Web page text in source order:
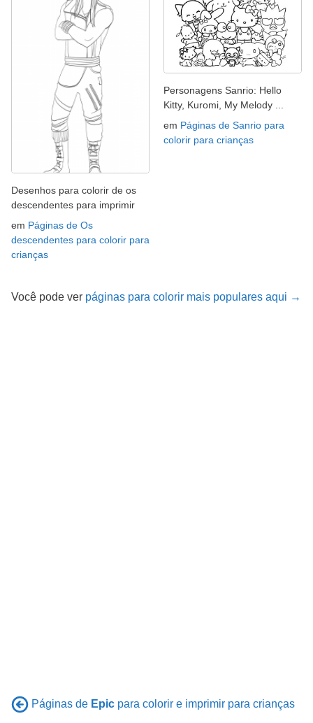
Desenhos para colorir de os
descendentes para imprimir
em Páginas de Os
descendentes para colorir para
crianças
Personagens Sanrio: Hello
Kitty, Kuromi, My Melody ...
em Páginas de Sanrio para
colorir para crianças
Você pode ver páginas para colorir mais populares aqui →
Páginas de Epic para colorir e imprimir para crianças